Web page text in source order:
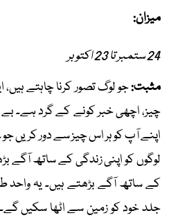
میزان:
24 ستمبر تا 23 اکتوبر
مثبت:جو لوگ تصور کرنا چاہتے
چیز، اچھی خبر کونے کے گرد ہے۔
اپنے آپ کو ہر اس چیز سے دور کریں
لوگوں کو اپنی زندگی کے ساتھ آگے
کے ساتھ آگے بڑھتے ہیں۔ یہ
جلد خود کو زمین سے اٹھا سکیں